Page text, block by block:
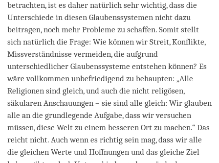
betrachten, ist es daher natürlich sehr wichtig, dass die
Unterschiede in diesen Glaubenssystemen nicht dazu
beitragen, noch mehr Probleme zu schaffen. Somit stellt
sich natürlich die Frage: Wie können wir Streit, Konflikte,
Missverständnisse vermeiden, die aufgrund
unterschiedlicher Glaubenssysteme entstehen können? Es
wäre vollkommen unbefriedigend zu behaupten: „Alle
Religionen sind gleich, und auch die nicht religösen,
säkularen Anschauungen – sie sind alle gleich: Wir glauben
alle an die grundlegende Aufgabe, dass wir versuchen
müssen, diese Welt zu einem besseren Ort zu machen.“ Das
reicht nicht. Auch wenn es richtig sein mag, dass wir alle
die gleichen Werte und Hoffnungen und das gleiche Ziel